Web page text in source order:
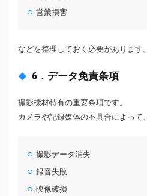
営業損害
などを整理しておく必要があります。
6．データ免責条項
撮影機材特有の重要条項です。
カメラや記録媒体の不具合によって、
撮影データ消失
録音失敗
映像破損